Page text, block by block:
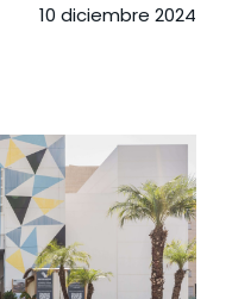
10 diciembre 2024